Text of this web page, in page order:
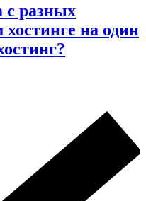
с разных
хостинге на один